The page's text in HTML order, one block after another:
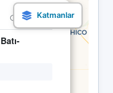
10.05 05:50
×